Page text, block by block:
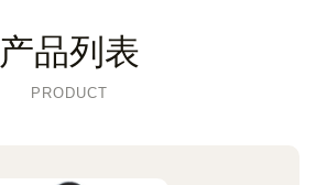
产品列表
PRODUCT